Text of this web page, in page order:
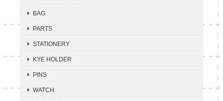
BAG
PARTS
STATIONERY
KYE HOLDER
PINS
WATCH